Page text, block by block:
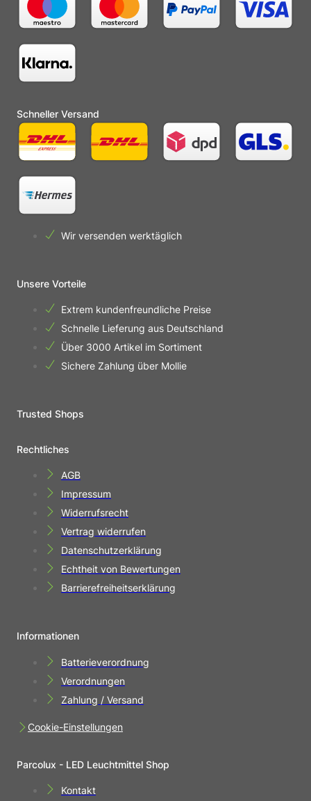
Schneller Versand
Wir versenden werktäglich
Unsere Vorteile
Extrem kundenfreundliche Preise
Schnelle Lieferung aus Deutschland
Über 3000 Artikel im Sortiment
Sichere Zahlung über Mollie
Trusted Shops
Rechtliches
AGB
Impressum
Widerrufsrecht
Vertrag widerrufen
Datenschutzerklärung
Echtheit von Bewertungen
Barrierefreiheitserklärung
Informationen
Batterieverordnung
Verordnungen
Zahlung / Versand
Cookie-Einstellungen
Parcolux - LED Leuchtmittel Shop
Kontakt